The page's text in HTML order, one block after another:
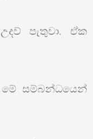
පැතුවා. ඒක
මේ සම්බන්ධයෙන්